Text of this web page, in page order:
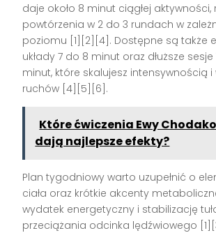
daje około 8 minut ciągłej
powtórzenia w 2 do 3 rundach w
poziomu [1][2][4]. Dostępne są także
układy 7 do 8 minut oraz dłuższe sesje
minut, które skalujesz intensywnością
ruchów [4][5][6].
Które ćwiczenia Ewy
dają najlepsze efekty?
Plan tygodniowy warto uzupełnić o
ciała oraz krótkie akcenty
wydatek energetyczny i stabilizację
przeciążania odcinka lędźwiowego